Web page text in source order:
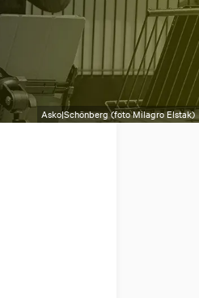
Asko|Schönberg (foto Milagro Elstak)